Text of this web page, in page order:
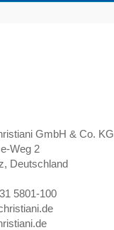
GmbH & Co. KG
Weg 2
Deutschland
5801-100